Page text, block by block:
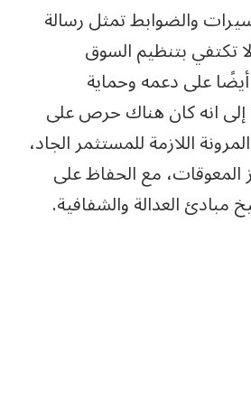
والضوابط تمثل رسالة
تكتفي بتنظيم السوق
على دعمه وحماية
إلى انه كان هناك حرص على
اللازمة للمستثمر الجاد،
المعوقات، مع الحفاظ على
مبادئ العدالة والشفافية.